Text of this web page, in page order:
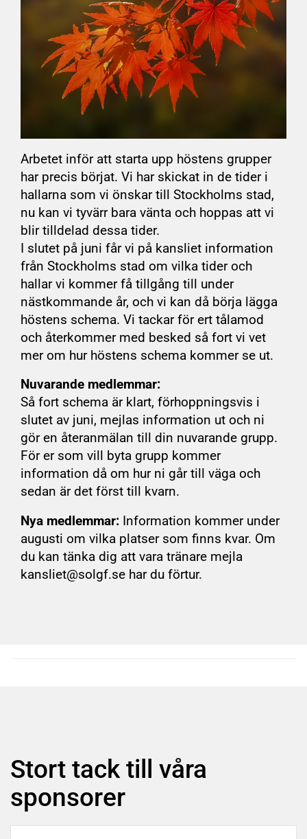
Arbetet inför att starta upp höstens grupper
har precis börjat. Vi har skickat in de tider i
hallarna som vi önskar till Stockholms stad,
nu kan vi tyvärr bara vänta och hoppas att vi
blir tilldelad dessa tider.
I slutet på juni får vi på kansliet information
från Stockholms stad om vilka tider och
hallar vi kommer få tillgång till under
nästkommande år, och vi kan då börja lägga
höstens schema. Vi tackar för ert tålamod
och återkommer med besked så fort vi vet
mer om hur höstens schema kommer se ut.
Nuvarande medlemmar:
Så fort schema är klart, förhoppningsvis i
slutet av juni, mejlas information ut och ni
gör en återanmälan till din nuvarande grupp.
För er som vill byta grupp kommer
information då om hur ni går till väga och
sedan är det först till kvarn.
Nya medlemmar: Information kommer under
augusti om vilka platser som finns kvar. Om
du kan tänka dig att vara tränare mejla
kansliet@solgf.se har du förtur.
Stort tack till våra
sponsorer